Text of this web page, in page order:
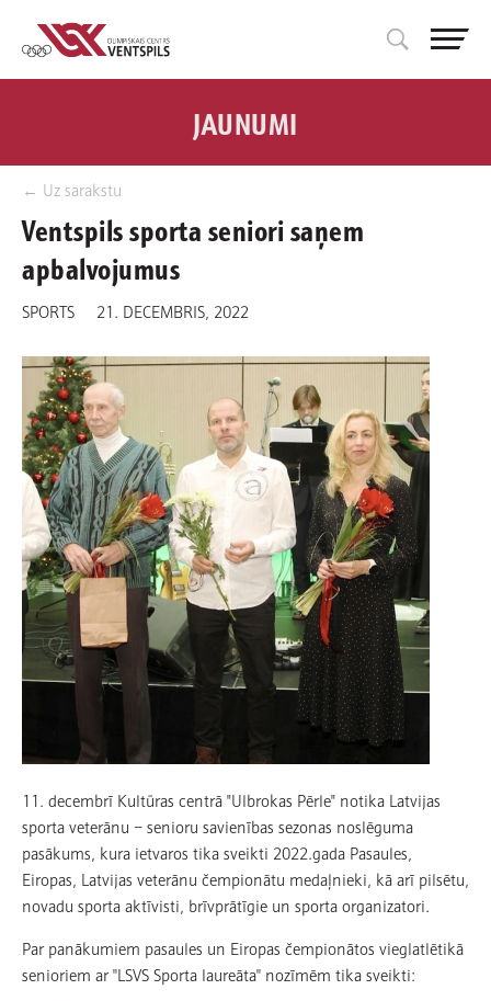
← Uz sarakstu
JAUNUMI
Ventspils sporta seniori saņem
apbalvojumus
SPORTS 21. DECEMBRIS, 2022
11. decembrī Kultūras centrā "Ulbrokas Pērle" notika Latvijas
sporta veterānu − senioru savienības sezonas noslēguma
pasākums, kura ietvaros tika sveikti 2022.gada Pasaules,
Eiropas, Latvijas veterānu čempionātu medaļnieki, kā arī pilsētu,
novadu sporta aktīvisti, brīvprātīgie un sporta organizatori.
Par panākumiem pasaules un Eiropas čempionātos vieglatlētikā
senioriem ar ''LSVS Sporta laureāta'' nozīmēm tika sveikti: